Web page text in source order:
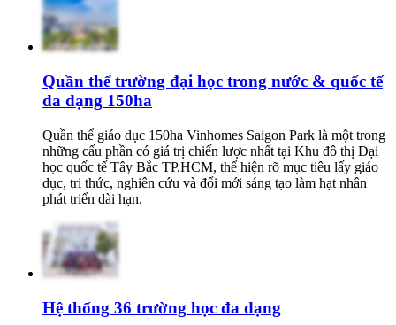
Quần thể trường đại học trong nước & quốc tế
đa dạng 150ha
Quần thể giáo dục 150ha Vinhomes Saigon Park là một trong
những cấu phần có giá trị chiến lược nhất tại Khu đô thị Đại
học quốc tế Tây Bắc TP.HCM, thể hiện rõ mục tiêu lấy giáo
dục, tri thức, nghiên cứu và đổi mới sáng tạo làm hạt nhân
phát triển dài hạn.
Hệ thống 36 trường học đa dạng